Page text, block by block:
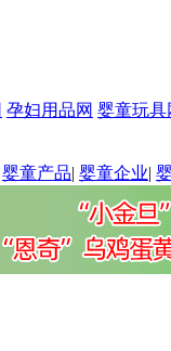
孕妇用品网 婴童玩具
婴童产品| 婴童企业|